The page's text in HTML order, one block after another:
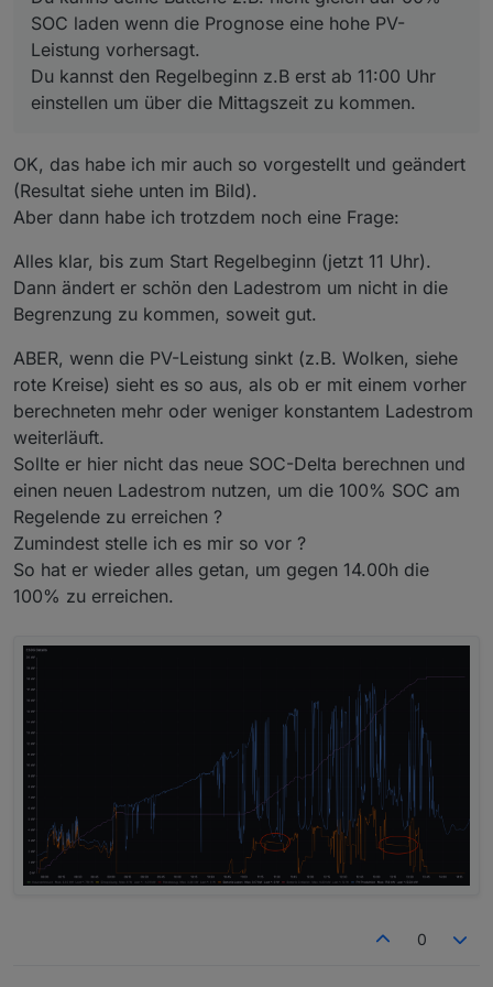
die Parameter so zu ändern, dass das Abriegeln
weiter nach hinten (also später) verlegt werden
könnte?
SOC laden wenn die Prognose eine hohe PV-
Leistung vorhersagt.
Du kannst den Regelbeginn z.B erst ab 11:00 Uhr
einstellen um über die Mittagszeit zu kommen.
OK, das habe ich mir auch so vorgestellt und geändert
(Resultat siehe unten im Bild).
Aber dann habe ich trotzdem noch eine Frage:
Alles klar, bis zum Start Regelbeginn (jetzt 11 Uhr).
Dann ändert er schön den Ladestrom um nicht in die
Begrenzung zu kommen, soweit gut.
ABER, wenn die PV-Leistung sinkt (z.B. Wolken, siehe
rote Kreise) sieht es so aus, als ob er mit einem vorher
berechneten mehr oder weniger konstantem Ladestrom
weiterläuft.
Sollte er hier nicht das neue SOC-Delta berechnen und
einen neuen Ladestrom nutzen, um die 100% SOC am
Regelende zu erreichen ?
Zumindest stelle ich es mir so vor ?
So hat er wieder alles getan, um gegen 14.00h die
100% zu erreichen.
0